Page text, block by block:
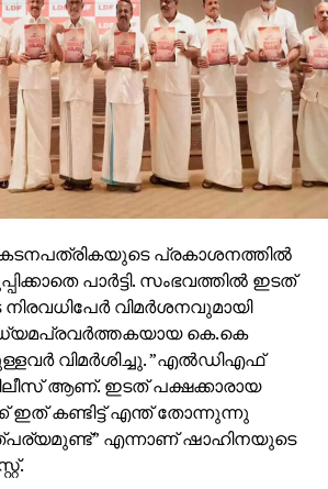
പ്രകാശനത്തില്‍
പാര്‍ട്ടി. സംഭവത്തില്‍ ഇടത്
നിരവധിപേര്‍ വിമര്‍ശനവുമായി
കെ.കെ
വിമര്‍ശിച്ചു. ”എല്‍ഡിഎഫ്
ആണ്. ഇടത് പക്ഷക്കാരായ
കണ്ടിട്ട് എന്ത് തോന്നുന്നു
എന്നാണ് ഷാഹിനയുടെ